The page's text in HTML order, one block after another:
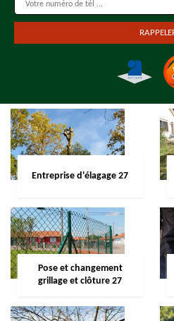
Entreprise d'élagage 27
Pose et changement
grillage et clôture 27